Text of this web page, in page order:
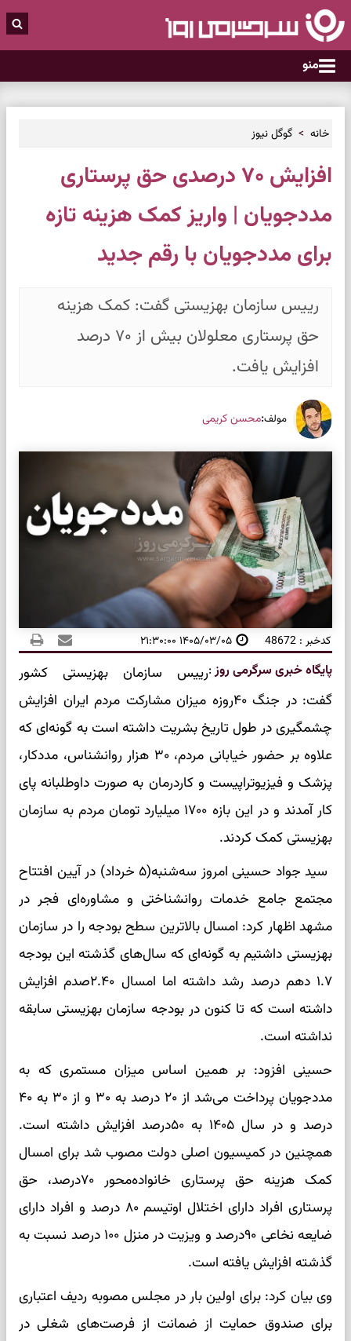
منو
خانه گوگل نیوز
افزایش ۷۰ درصدی حق پرستاری
مددجویان | واریز کمک هزینه تازه
برای مددجویان با رقم جدید
رییس سازمان بهزیستی گفت: کمک هزینه
حق پرستاری معلولان بیش از ۷۰ درصد
افزایش یافت.
مولف:محسن کریمی
کدخبر : 48672 ۱۴۰۵/۰۳/۰۵ ۲۱:۳۰:۰۰
پایگاه خبری سرگرمی روز:رییس سازمان بهزیستی کشور
گفت: در جنگ ۴۰روزه میزان مشارکت مردم ایران افزایش
چشمگیری در طول تاریخ بشریت داشته است به گونه‌ای که
علاوه بر حضور خیابانی مردم، ۳۰ هزار روانشناس، مددکار،
پزشک و فیزیوتراپیست و کاردرمان به صورت داوطلبانه پای
کار آمدند و در این بازه ۱۷۰۰ میلیارد تومان مردم به سازمان
بهزیستی کمک کردند.‌
سید جواد حسینی امروز سه‌شنبه(۵ خرداد) در آیین افتتاح
مجتمع جامع خدمات روانشناختی و مشاوره‌ای فجر در
مشهد اظهار کرد: امسال بالاترین سطح بودجه را در سازمان
بهزیستی داشتیم به گونه‌ای که سال‌های گذشته این بودجه
۱.۷ دهم درصد رشد داشته اما امسال ۲.۴۰صدم افزایش
داشته است که تا کنون در بودجه سازمان بهزیستی سابقه
نداشته است.
حسینی افزود: بر همین اساس میزان مستمری که به
مددجویان پرداخت می‌شد از ۲۰ درصد به ۳۰ و از ۳۰ به ۴۰
درصد و در سال ۱۴۰۵ به ۵۰درصد افزایش داشته است.
همچنین در کمیسیون اصلی دولت مصوب شد برای امسال
کمک هزینه حق پرستاری خانواده‌محور ۷۰درصد، حق
پرستاری افراد دارای اختلال اوتیسم ۸۰ درصد و افراد دارای
ضایعه نخاعی ۹۰درصد و ویزیت در منزل ۱۰۰ درصد نسبت به
گذشته افزایش یافته است.
وی بیان کرد: برای اولین بار در مجلس مصوبه ردیف اعتباری
برای صندوق حمایت از ضمانت از فرصت‌های شغلی در